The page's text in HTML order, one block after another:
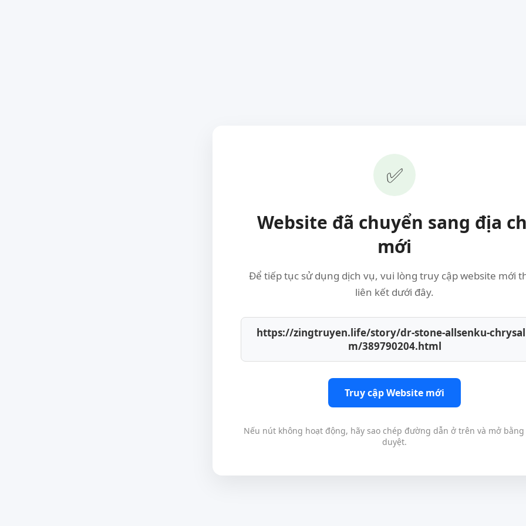
✅
Website đã chuyển sang địa
mới
Để tiếp tục sử dụng dịch vụ, vui lòng truy cập website mới
liên kết dưới đây.
https://zingtruyen.life/story/dr-stone-allsenku-
m/389790204.html
Truy cập Website mới
Nếu nút không hoạt động, hãy sao chép đường dẫn ở trên và mở
duyệt.